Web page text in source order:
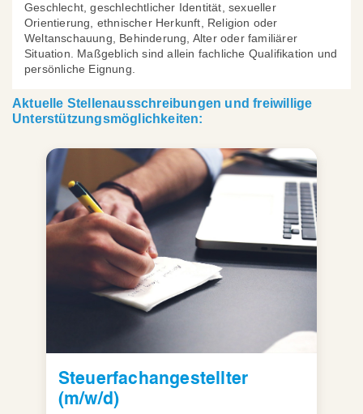
Geschlecht, geschlechtlicher Identität, sexueller
Orientierung, ethnischer Herkunft, Religion oder
Weltanschauung, Behinderung, Alter oder familiärer
Situation. Maßgeblich sind allein fachliche Qualifikation und
persönliche Eignung.
Aktuelle Stellenausschreibungen und freiwillige
Unterstützungsmöglichkeiten:
Steuerfachangestellter
(m/w/d)